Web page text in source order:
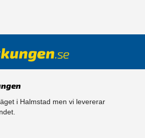
i Halmstad men vi levererar